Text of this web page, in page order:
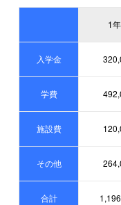
1
入学金
学費
施設費
その他
合計